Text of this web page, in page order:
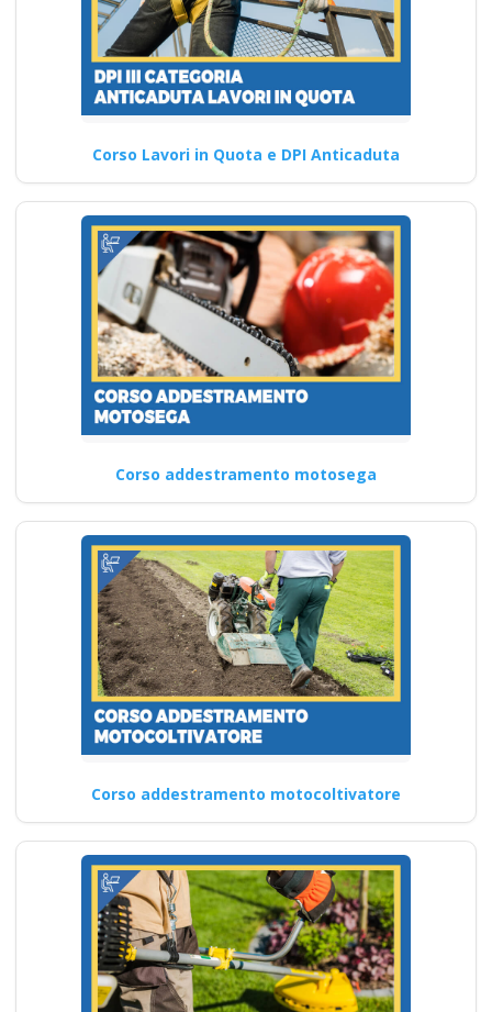
Corso Lavori in Quota e DPI Anticaduta
Corso addestramento motosega
Corso addestramento motocoltivatore